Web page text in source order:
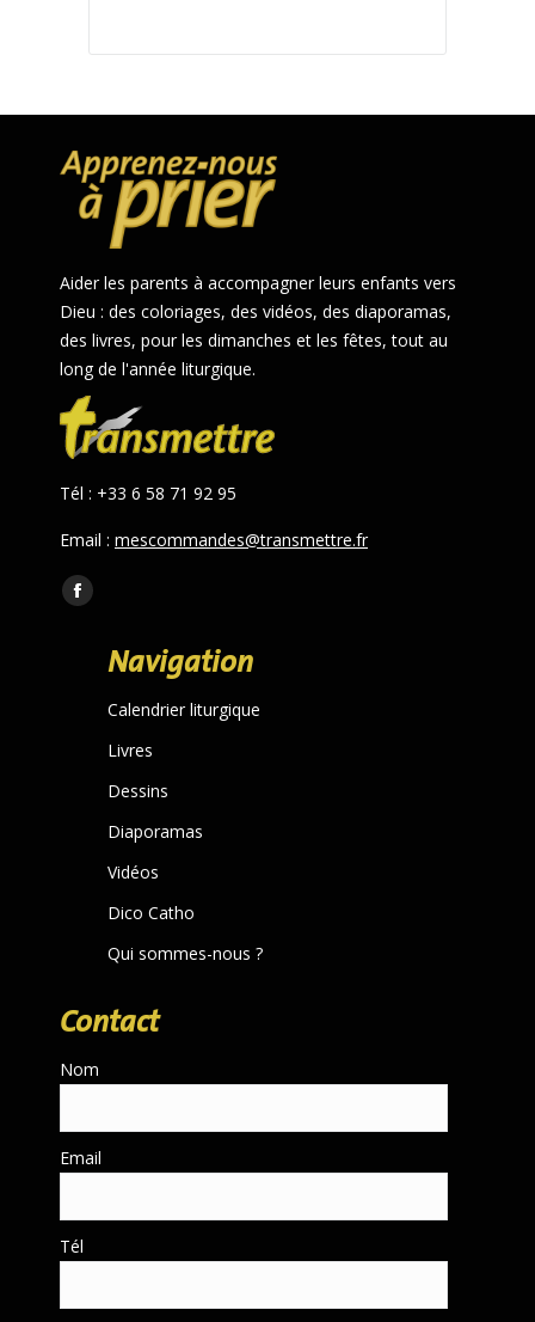
Aider les parents à accompagner leurs enfants vers
Dieu : des coloriages, des vidéos, des diaporamas,
des livres, pour les dimanches et les fêtes, tout au
long de l'année liturgique.
Tél : +33 6 58 71 92 95
Email : mescommandes@transmettre.fr
Trouvez nous sur :
Facebook
opens
window
Navigation
Calendrier liturgique
Livres
Dessins
Diaporamas
Vidéos
Dico Catho
Qui sommes-nous ?
Contact
Nom
Email
Tél